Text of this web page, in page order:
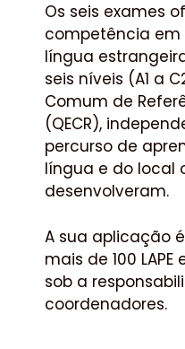
Os seis exames
competência
língua
seis níveis (A1 a
Comum de
(QECR),
percurso de
língua e do local
desenvolveram.
A sua aplicação
mais de 100
sob a
coordenadores.